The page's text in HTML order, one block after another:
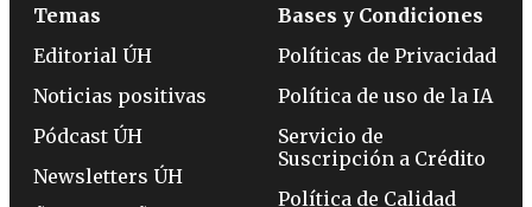
Temas
Editorial ÚH
Noticias positivas
Pódcast ÚH
Newsletters ÚH
Bases y Condiciones
Políticas de Privacidad
Política de uso de la IA
Servicio de
Suscripción a Crédito
Política de Calidad